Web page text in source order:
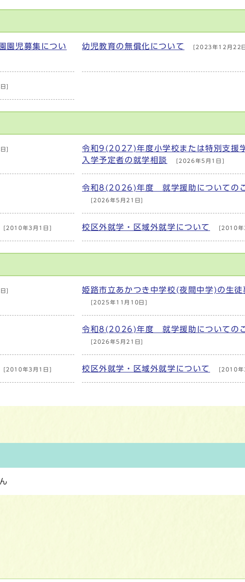
児募集につい
幼児教育の無償化について [2023年12月22
]
]
令和9(2027)年度小学校または特別支援
入学予定者の就学相談
[2026年5月1日]
令和8(2026)年度 就学援助についての
[2026年5月21日]
[2010年3月1日] 校区外就学・区域外就学について [2010年
] 姫路市立あかつき中学校(夜間中学)の生徒
[2025年11月10日]
令和8(2026)年度 就学援助についての
[2026年5月21日]
[2010年3月1日] 校区外就学・区域外就学について [2010年